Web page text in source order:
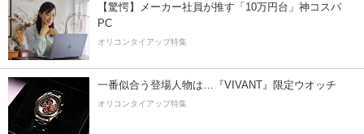
【驚愕】メーカー社員が推す「10万円台」神コスパ
PC
オリコンタイアップ特集
一番似合う登場人物は…『VIVANT』限定ウオッチ
オリコンタイアップ特集